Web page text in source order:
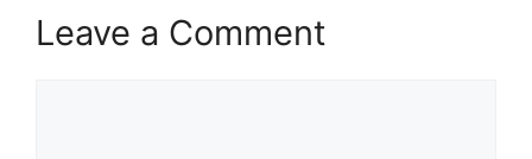
Leave a Comment